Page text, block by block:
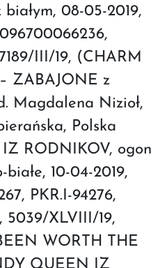
08-05-2019,
III/19, (CHARM
ZABAJONE z
Magdalena Nizioł,
Polska
RODNIKOV, ogon
10-04-2019,
PKR.I-94276,
5039/XLVIII/19,
WORTH THE